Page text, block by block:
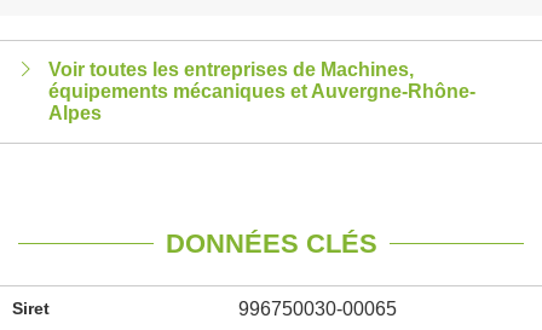
Voir toutes les entreprises de Machines,
équipements mécaniques et Auvergne-Rhône-
Alpes
DONNÉES CLÉS
Siret 996750030-00065